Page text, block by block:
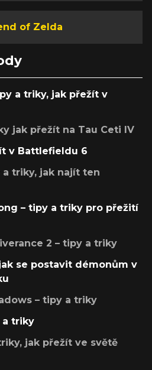
of Zelda
a triky, jak přežít v
jak přežít na Tau Ceti IV
v Battlefieldu 6
triky, jak najít ten
– tipy a triky pro přežití
2 – tipy a triky
se postavit démonům v
– tipy a triky
a triky
jak přežít ve světě